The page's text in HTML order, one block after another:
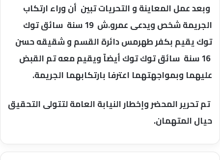
وبعد عمل المعاينة و التحريات تبين أن وراء ارتكاب
الجريمة شخص ويدعى عمرو.ش 19 سنة سائق توك
توك يقيم بكفر طهرمس دائرة القسم و شقيقه حسن
16 سنة سائق توك توك أيضآ ويقيم معه تم القبض
عليهما وبمواجهتهما اعترفا بارتكابهما الجريمة.
تم تحرير المحضر وإخطار النيابة العامة لتتولى التحقيق
حيال المتهمان.